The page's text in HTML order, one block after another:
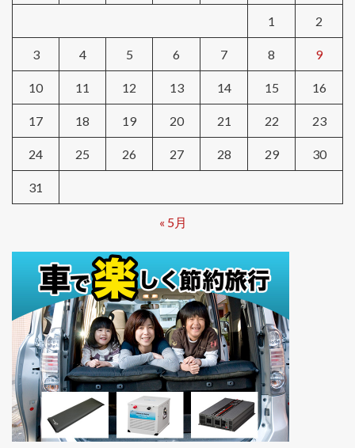
1
2
3 4 5 6 7 8 9
10 11 12 13 14 15 16
17 18 19 20 21 22 23
24 25 26 27 28 29 30
31
« 5月